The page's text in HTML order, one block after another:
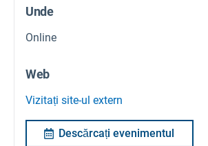
Unde
Online
Web
Vizitați site-ul extern
Descărcați evenimentul